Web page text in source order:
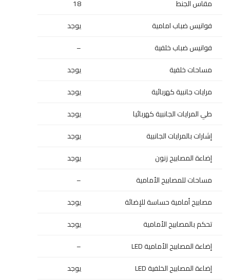
مقاس الجنط
18
فوانيس ضباب امامية
يوجد
فوانيس ضباب خلفية
–
مساحات خلفية
يوجد
مرايات جانبية كهربائية
يوجد
طي المرايات الجانبية كهربائيا
يوجد
إشارات بالمرايات الجانبية
يوجد
إضاءة المصابيح زنون
يوجد
مساحات للمصابيح الأمامية
–
مصابيح أمامية حساسة للإضائة
يوجد
تحكم بالمصابيح الأمامية
يوجد
إضاءة المصابيح الأمامية LED
–
إضاءة المصابيح الخلفية LED
يوجد